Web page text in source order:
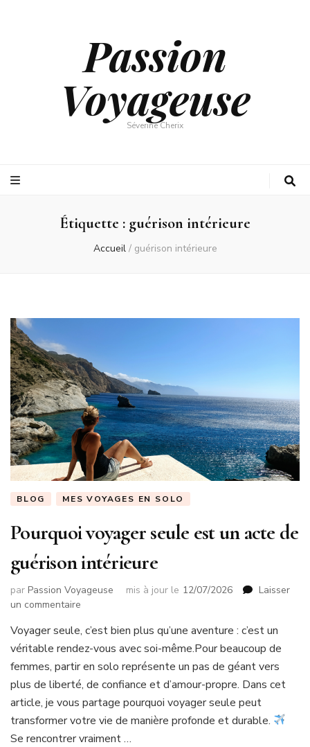
Passion
Voyageuse
Séverine Cherix
Étiquette : guérison intérieure
Accueil / guérison intérieure
BLOG MES VOYAGES EN SOLO
Pourquoi voyager seule est un acte de
guérison intérieure
par Passion Voyageuse mis à jour le 12/07/2026
Laisser
un commentaire
voyager
seule
est
acte
de
guérison
intérieure
Voyager seule, c’est bien plus qu’une aventure : c’est un
véritable rendez-vous avec soi-même.Pour beaucoup de
femmes, partir en solo représente un pas de géant vers
plus de liberté, de confiance et d’amour-propre. Dans cet
article, je vous partage pourquoi voyager seule peut
transformer votre vie de manière profonde et durable.
Se rencontrer vraiment …